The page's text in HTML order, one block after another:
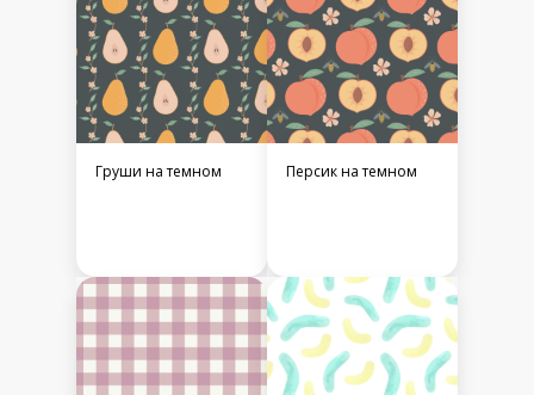
Груши на темном Персик на темном